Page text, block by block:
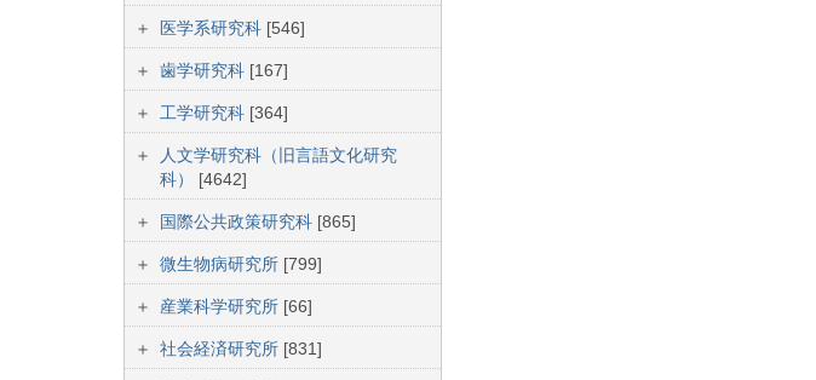
医学系研究科 [546]
歯学研究科 [167]
工学研究科 [364]
人文学研究科（旧言語文化研究
科） [4642]
国際公共政策研究科 [865]
微生物病研究所 [799]
産業科学研究所 [66]
社会経済研究所 [831]